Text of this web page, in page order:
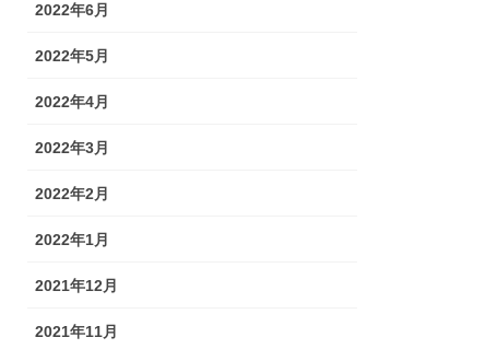
2022年6月
2022年5月
2022年4月
2022年3月
2022年2月
2022年1月
2021年12月
2021年11月